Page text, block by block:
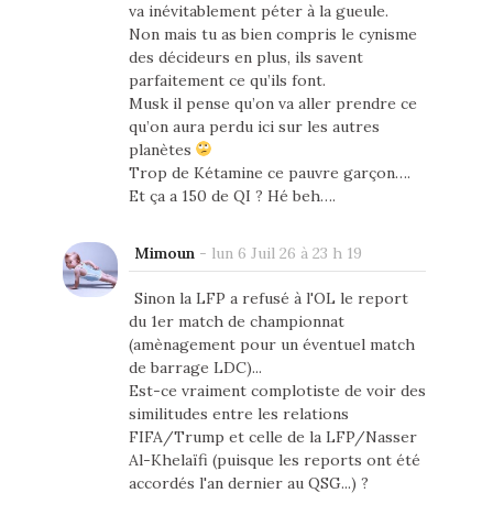
va inévitablement péter à la gueule.
Non mais tu as bien compris le cynisme
des décideurs en plus, ils savent
parfaitement ce qu’ils font.
Musk il pense qu’on va aller prendre ce
qu’on aura perdu ici sur les autres
planètes
Trop de Kétamine ce pauvre garçon….
Et ça a 150 de QI ? Hé beh….
Mimoun- lun 6 Juil 26 à 23 h 19
Sinon la LFP a refusé à l'OL le report
du 1er match de championnat
(amènagement pour un éventuel match
de barrage LDC)...
Est-ce vraiment complotiste de voir des
similitudes entre les relations
FIFA/Trump et celle de la LFP/Nasser
Al-Khelaïfi (puisque les reports ont été
accordés l'an dernier au QSG...) ?